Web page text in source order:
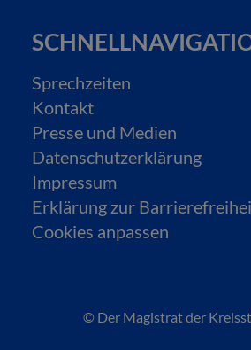
Sprechzeiten
Kontakt
Presse und Medien
Datenschutzerklärung
Impressum
Erklärung zur
Cookies anpassen
© Der Magistrat der